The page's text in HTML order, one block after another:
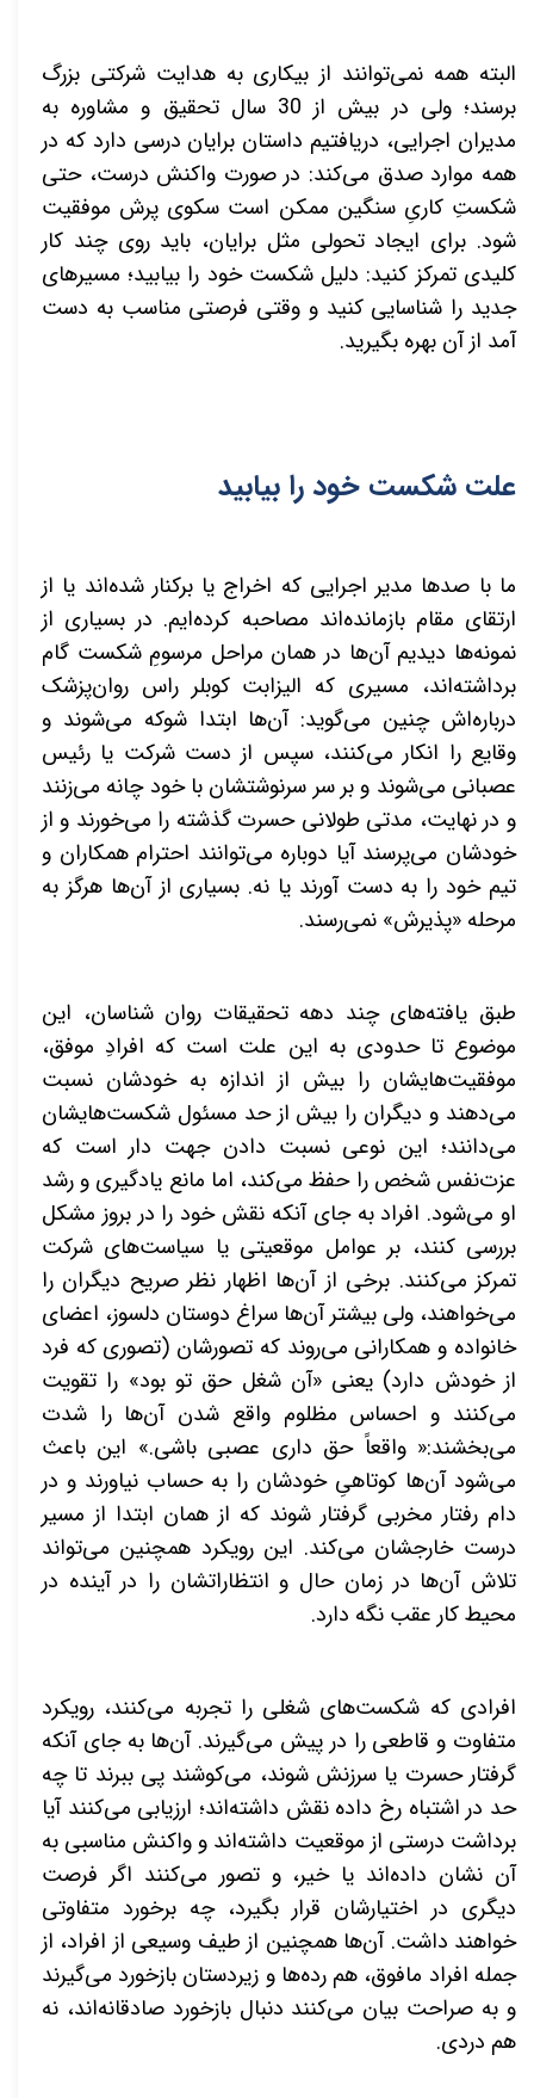
البته همه نمی‌توانند از بیکاری به هدایت شرکتی بزرگ
برسند؛ ولی در بیش از 30 سال تحقیق و مشاوره به
مدیران اجرایی، دریافتیم داستان برایان درسی دارد که در
همه موارد صدق می‌کند: در صورت واکنش درست، حتی
شکستِ کاریِ سنگین ممکن است سکوی پرش موفقیت
شود. برای ایجاد تحولی مثل برایان، باید روی چند کار
کلیدی تمرکز کنید: دلیل شکست خود را بیابید؛ مسیرهای
جدید را شناسایی کنید و وقتی فرصتی مناسب به دست
آمد از آن بهره بگیرید.
علت شکست خود را بیابید
ما با صدها مدیر اجرایی که اخراج یا برکنار شده‌اند یا از
ارتقای مقام بازمانده‌اند مصاحبه کرده‌ایم. در بسیاری از
نمونه‌ها دیدیم آن‌ها در همان مراحل مرسومِ شکست گام
برداشته‌اند، مسیری که الیزابت کوبلر راس روان‌پزشک
درباره‌اش چنین می‌گوید: آن‌ها ابتدا شوکه می‌شوند و
وقایع را انکار می‌کنند، سپس از دست شرکت یا رئیس
عصبانی می‌شوند و بر سر سرنوشتشان با خود چانه می‌زنند
و در نهایت، مدتی طولانی حسرت گذشته را می‌خورند و از
خودشان می‌پرسند آیا دوباره می‌توانند احترام همکاران و
تیم خود را به دست آورند یا نه. بسیاری از آن‌ها هرگز به
مرحله «پذیرش» نمی‌رسند.
طبق یافته‌های چند دهه تحقیقات روان شناسان، این
موضوع تا حدودی به این علت است که افرادِ موفق،
موفقیت‌هایشان را بیش از اندازه به خودشان نسبت
می‌دهند و دیگران را بیش از حد مسئول شکست‌هایشان
می‌دانند؛ این نوعی نسبت دادن جهت دار است که
عزت‌نفس شخص را حفظ می‌کند، اما مانع یادگیری و رشد
او می‌شود. افراد به جای آنکه نقش خود را در بروز مشکل
بررسی کنند، بر عوامل موقعیتی یا سیاست‌های شرکت
تمرکز می‌کنند. برخی از آن‌ها اظهار نظر صریح دیگران را
می‌خواهند، ولی بیشتر آن‌ها سراغ دوستان دلسوز، اعضای
خانواده و همکارانی می‌روند که تصورشان (تصوری که فرد
از خودش دارد) یعنی «آن شغل حق تو بود» را تقویت
می‌کنند و احساس مظلوم واقع شدن آن‌ها را شدت
می‌بخشند:« واقعاً حق داری عصبی باشی.» این باعث
می‌شود آن‌ها کوتاهیِ خودشان را به حساب نیاورند و در
دام رفتار مخربی گرفتار شوند که از همان ابتدا از مسیر
درست خارجشان می‌کند. این رویکرد همچنین می‌تواند
تلاش آن‌ها در زمان حال و انتظاراتشان را در آینده در
محیط کار عقب نگه دارد.
افرادی که شکست‌های شغلی را تجربه می‌کنند، رویکرد
متفاوت و قاطعی را در پیش می‌گیرند. آن‌ها به جای آنکه
گرفتار حسرت یا سرزنش شوند، می‌کوشند پی ببرند تا چه
حد در اشتباه رخ داده نقش داشته‌اند؛ ارزیابی می‌کنند آیا
برداشت درستی از موقعیت داشته‌اند و واکنش مناسبی به
آن نشان داده‌اند یا خیر، و تصور می‌کنند اگر فرصت
دیگری در اختیارشان قرار بگیرد، چه برخورد متفاوتی
خواهند داشت. آن‌ها همچنین از طیف وسیعی از افراد، از
جمله افراد مافوق، هم رده‌ها و زیردستان بازخورد می‌گیرند
و به صراحت بیان می‌کنند دنبال بازخورد صادقانه‌اند، نه
هم دردی.